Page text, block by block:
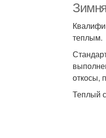
теплым.
откосы,
Теплый